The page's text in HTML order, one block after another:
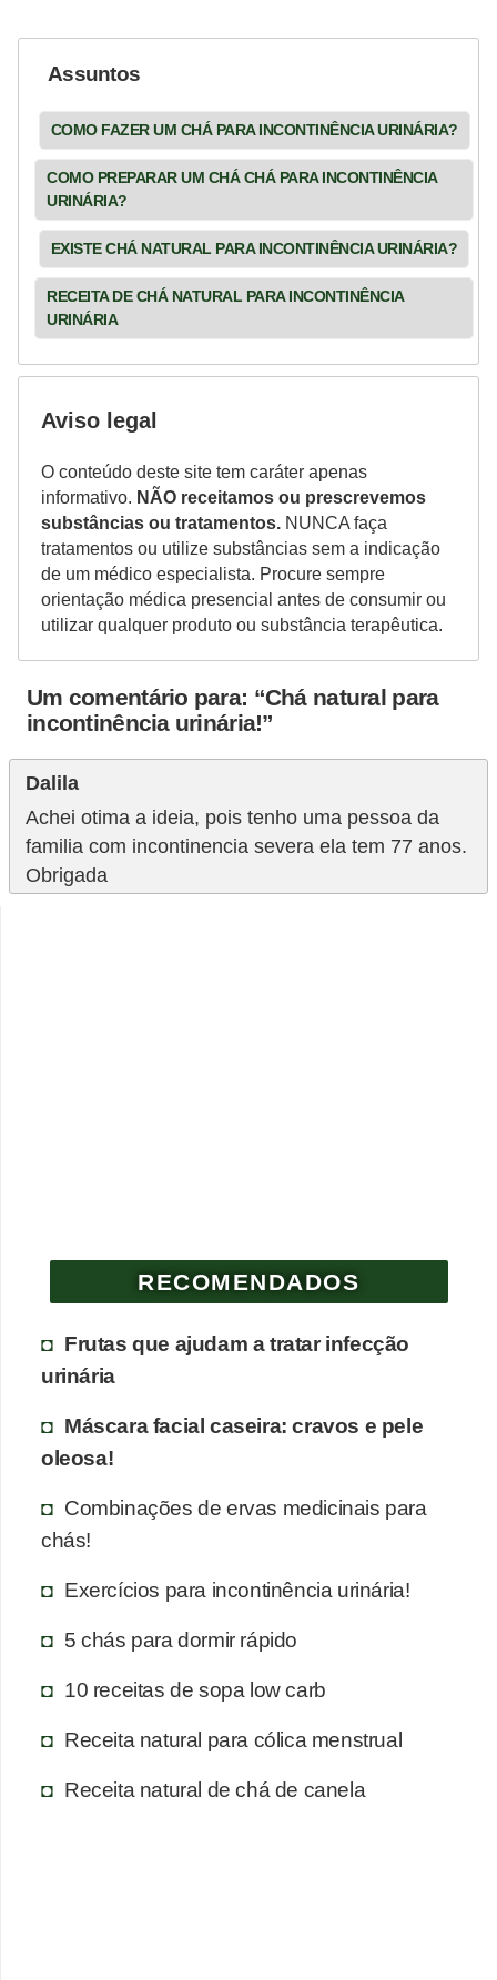
Assuntos
COMO FAZER UM CHÁ PARA INCONTINÊNCIA URINÁRIA?
COMO PREPARAR UM CHÁ CHÁ PARA INCONTINÊNCIA
URINÁRIA?
EXISTE CHÁ NATURAL PARA INCONTINÊNCIA URINÁRIA?
RECEITA DE CHÁ NATURAL PARA INCONTINÊNCIA
URINÁRIA
Aviso legal
O conteúdo deste site tem caráter apenas
informativo. NÃO receitamos ou prescrevemos
substâncias ou tratamentos. NUNCA faça
tratamentos ou utilize substâncias sem a indicação
de um médico especialista. Procure sempre
orientação médica presencial antes de consumir ou
utilizar qualquer produto ou substância terapêutica.
Um comentário para: “Chá natural para
incontinência urinária!”
Dalila
Achei otima a ideia, pois tenho uma pessoa da
familia com incontinencia severa ela tem 77 anos.
Obrigada
RECOMENDADOS
Frutas que ajudam a tratar infecção
urinária
Máscara facial caseira: cravos e pele
oleosa!
Combinações de ervas medicinais para
chás!
Exercícios para incontinência urinária!
5 chás para dormir rápido
10 receitas de sopa low carb
Receita natural para cólica menstrual
Receita natural de chá de canela